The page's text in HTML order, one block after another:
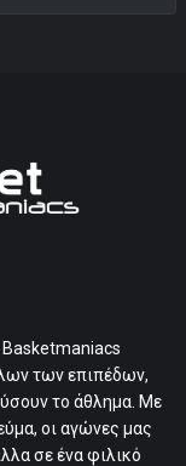
των επιπέδων,
το άθλημα. Με
οι αγώνες μας
σε ένα φιλικό